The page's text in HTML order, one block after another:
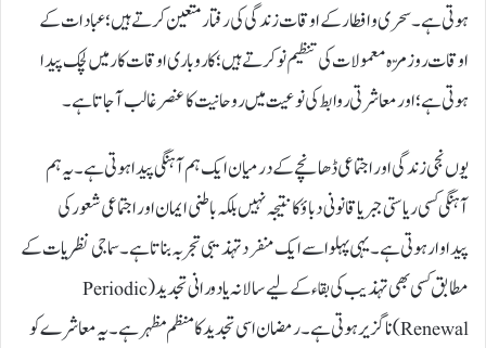
ہوتی ہے۔ سحری و افطار کے اوقات زندگی کی رفتار متعین کرتے ہیں؛ عبادات کے
اوقات روزمرّہ معمولات کی تنظیم نو کرتے ہیں؛ کاروباری اوقات کار میں لچک پیدا
ہوتی ہے؛ اور معاشرتی روابط کی نوعیت میں روحانیت کا عنصر غالب آ جاتا ہے۔
یوں نجی زندگی اور اجتماعی ڈھانچے کے درمیان ایک ہم آہنگی پیدا ہوتی ہے۔ یہ ہم
آہنگی کسی ریاستی جبر یا قانونی دباؤ کا نتیجہ نہیں بلکہ باطنی ایمان اور اجتماعی شعور کی
پیداوار ہوتی ہے۔ یہی پہلو اسے ایک منفرد تہذیبی تجربہ بناتا ہے۔ سماجی نظریات کے
مطابق کسی بھی تہذیب کی بقاء کے لیے سالانہ یا دورانی تجدید (Periodic
Renewal) ناگزیر ہوتی ہے۔ رمضان اسی تجدید کا منظم مظہر ہے۔ یہ معاشرے کو